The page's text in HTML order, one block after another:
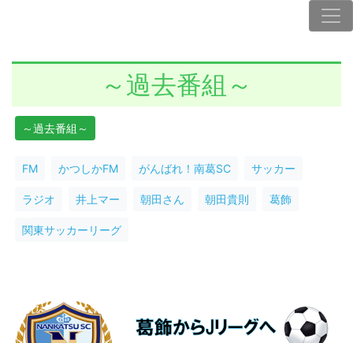
～過去番組～
～過去番組～
FM かつしかFM がんばれ！南葛SC サッカー
ラジオ 井上マー 朝田さん 朝田貴則 葛飾
関東サッカーリーグ